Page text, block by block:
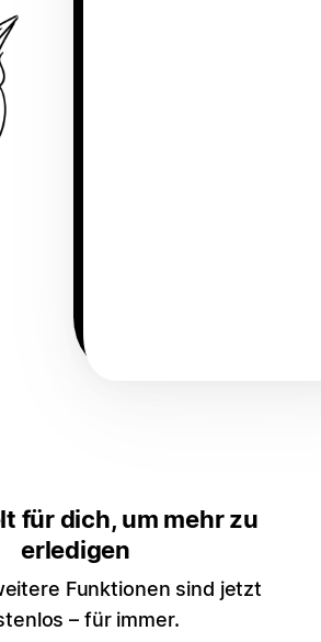
für dich, um mehr zu
erledigen
Funktionen sind jetzt
– für immer.